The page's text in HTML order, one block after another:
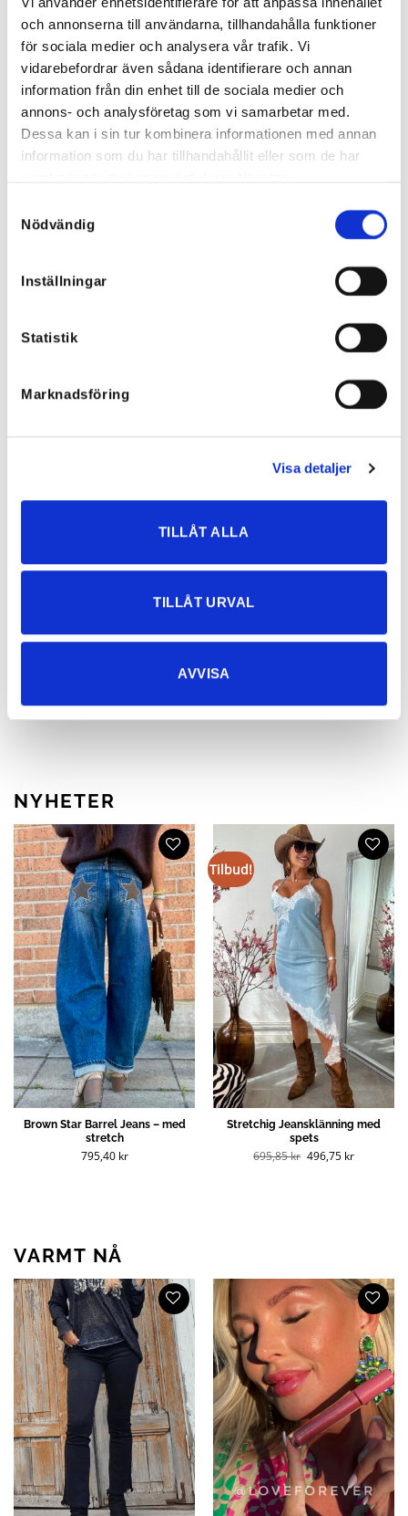
och annonserna till användarna, tillhandahålla funktioner
för sociala medier och analysera vår trafik. Vi
vidarebefordrar även sådana identifierare och annan
information från din enhet till de sociala medier och
annons- och analysföretag som vi samarbetar med.
Dessa kan i sin tur kombinera informationen med annan
information som du har tillhandahållit eller som de har
Nödvändig
Inställningar
Statistik
Marknadsföring
Visa detaljer
TILLÅT ALLA
TILLÅT URVAL
AVVISA
turkis, gul, svart, army
Bohèmisk Patchkjole – alle er
UNIKKE! Rosa, grønn, svart, turkis
Boney Baggy Flare Jeans med
NYHETER
Brown Star Barrel Jeans – med
stretch
795,40 kr
Tilbud!
Stretchig Jeansklänning med
spets
695,85kr Opprinnelig
pris
496,75 kr
VARMT NÅ